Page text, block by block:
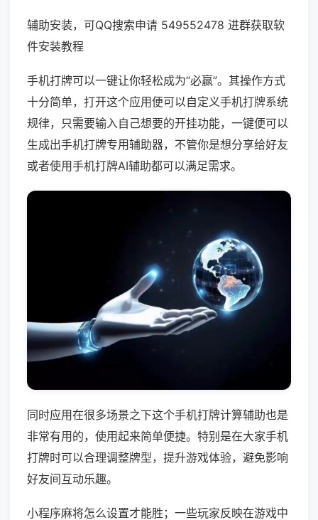
辅助安装，可QQ搜索申请 549552478 进群获取软
件安装教程
手机打牌可以一键让你轻松成为“必赢”。其操作方式
十分简单，打开这个应用便可以自定义手机打牌系统
规律，只需要输入自己想要的开挂功能，一键便可以
生成出手机打牌专用辅助器，不管你是想分享给好友
或者使用手机打牌AI辅助都可以满足需求。
同时应用在很多场景之下这个手机打牌计算辅助也是
非常有用的，使用起来简单便捷。特别是在大家手机
打牌时可以合理调整牌型，提升游戏体验，避免影响
好友间互动乐趣。
小程序麻将怎么设置才能胜；一些玩家反映在游戏中